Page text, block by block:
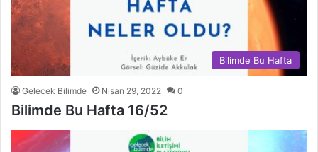
Bilimde Bu Hafta
Gelecek Bilimde Nisan 29, 2022 0
Bilimde Bu Hafta 16/52